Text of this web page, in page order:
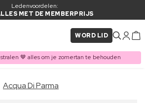
Ledenvoordelen:
MET DE MEMBERPRIJS
WORD LID
🤎 alles om je zomertan te behouden
AAN
gekocht met
Acqua Di Parma